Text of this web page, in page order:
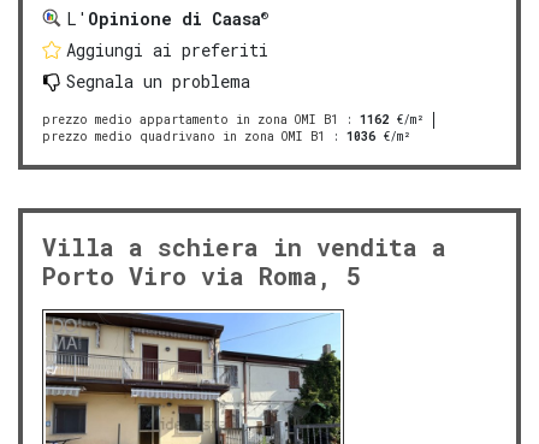
L' Opinione di Caasa®
Aggiungi ai preferiti
Segnala un problema
prezzo medio appartamento in zona OMI B1 : 1162 €/m²
prezzo medio quadrivano in zona OMI B1
: 1036 €/m²
Villa a schiera in vendita a
Porto Viro via Roma, 5